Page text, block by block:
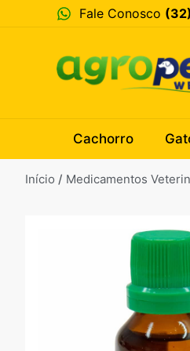
Fale Conosco
Cachorro
Início / Medicamentos